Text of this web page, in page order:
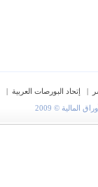
| إتحاد البورصات العربية |
© 2009